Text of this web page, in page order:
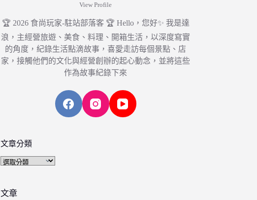
View Profile
🏆 2026 食尚玩家-駐站部落客 🏆 Hello，您好✨ 我是達
浪，主經營旅遊、美食、料理、開箱生活，以深度寫實
的角度，紀錄生活點滴故事，喜愛走訪每個景點、店
家，接觸他們的文化與經營創辦的起心動念，並將這些
作為故事紀錄下來
文章分類
文
類
文章